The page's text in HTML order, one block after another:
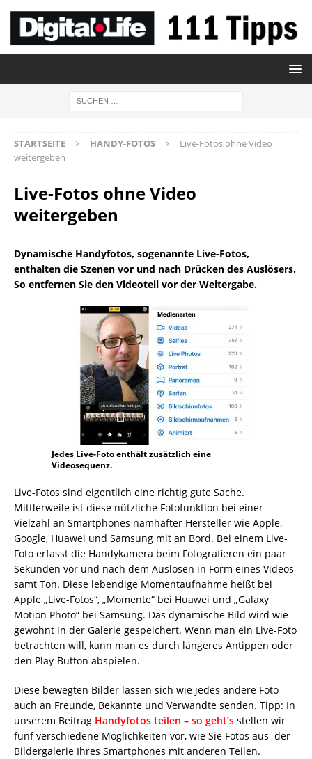
STARTSEITE HANDY-FOTOS
Live-Fotos ohne Video
weitergeben
Live-Fotos ohne Video
weitergeben
Dynamische Handyfotos, sogenannte Live-Fotos,
enthalten die Szenen vor und nach Drücken des Auslösers.
So entfernen Sie den Videoteil vor der Weitergabe.
Jedes Live-Foto enthält zusätzlich eine
Videosequenz.
Live-Fotos sind eigentlich eine richtig gute Sache.
Mittlerweile ist diese nützliche Fotofunktion bei einer
Vielzahl an Smartphones namhafter Hersteller wie Apple,
Google, Huawei und Samsung mit an Bord. Bei einem Live-
Foto erfasst die Handykamera beim Fotografieren ein paar
Sekunden vor und nach dem Auslösen in Form eines Videos
samt Ton. Diese lebendige Momentaufnahme heißt bei
Apple „Live-Fotos“, „Momente“ bei Huawei und „Galaxy
Motion Photo“ bei Samsung. Das dynamische Bild wird wie
gewohnt in der Galerie gespeichert. Wenn man ein Live-Foto
betrachten will, kann man es durch längeres Antippen oder
den Play-Button abspielen.
Diese bewegten Bilder lassen sich wie jedes andere Foto
auch an Freunde, Bekannte und Verwandte senden. Tipp: In
unserem Beitrag Handyfotos teilen – so geht’s stellen wir
fünf verschiedene Möglichkeiten vor, wie Sie Fotos aus der
Bildergalerie Ihres Smartphones mit anderen Teilen.